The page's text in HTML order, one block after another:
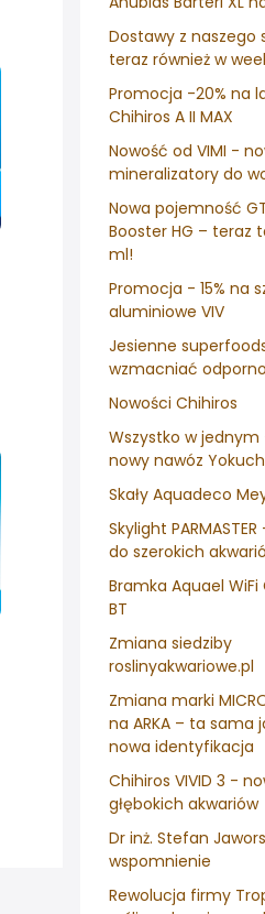
Dostawy z naszego
teraz również w
Promocja -20% na
Chihiros A II MAX
Nowość od VIMI -
mineralizatory do
Nowa pojemność
Booster HG – teraz
ml!
Promocja - 15% na
aluminiowe VIV
Jesienne
wzmacniać
Nowości Chihiros
Wszystko w jednym
nowy nawóz
Skały Aquadeco
Skylight
do szerokich
Bramka Aquael
BT
Zmiana siedziby
roslinyakwariowe.pl
Zmiana marki
na ARKA – ta sama
nowa identyfikacja
Chihiros VIVID 3 -
głębokich akwariów
Dr inż. Stefan
wspomnienie
Rewolucja firmy